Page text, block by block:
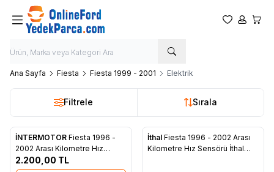
Favorilerim
Hesabım
Ana Sayfa Fiesta Fiesta 1999 - 2001 Elektrik
Filtrele Sırala
Yeni
Favorilere Ekle
İNTERMOTOR Fiesta 1996 -
2002 Arası Kilometre Hız
Sensörü Orjinal 95BB 9E731 BB
2.200,00 TL
Yeni
Favorilere Ekle
Tükendi
İthal Fiesta 1996 - 2002 Arası
Kilometre Hız Sensörü İthal